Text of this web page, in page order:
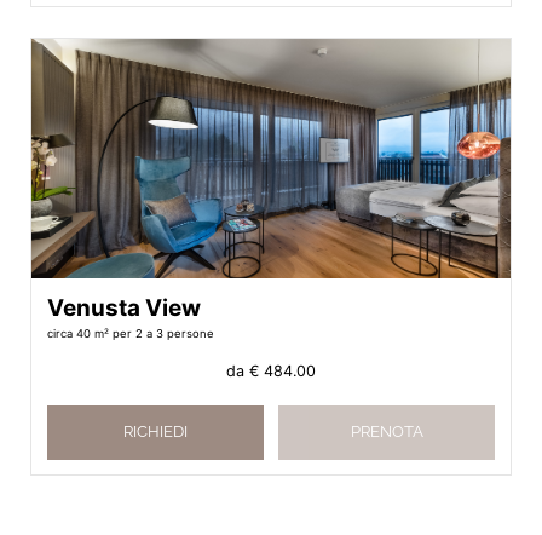
Venusta View
circa 40 m² per 2 a 3 persone
da € 484.00
RICHIEDI PRENOTA